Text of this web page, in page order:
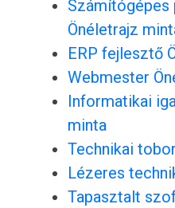
Önéletrajz
ERP fejlesztő
Webmester
Informatikai
minta
Technikai
Lézeres
Tapasztalt